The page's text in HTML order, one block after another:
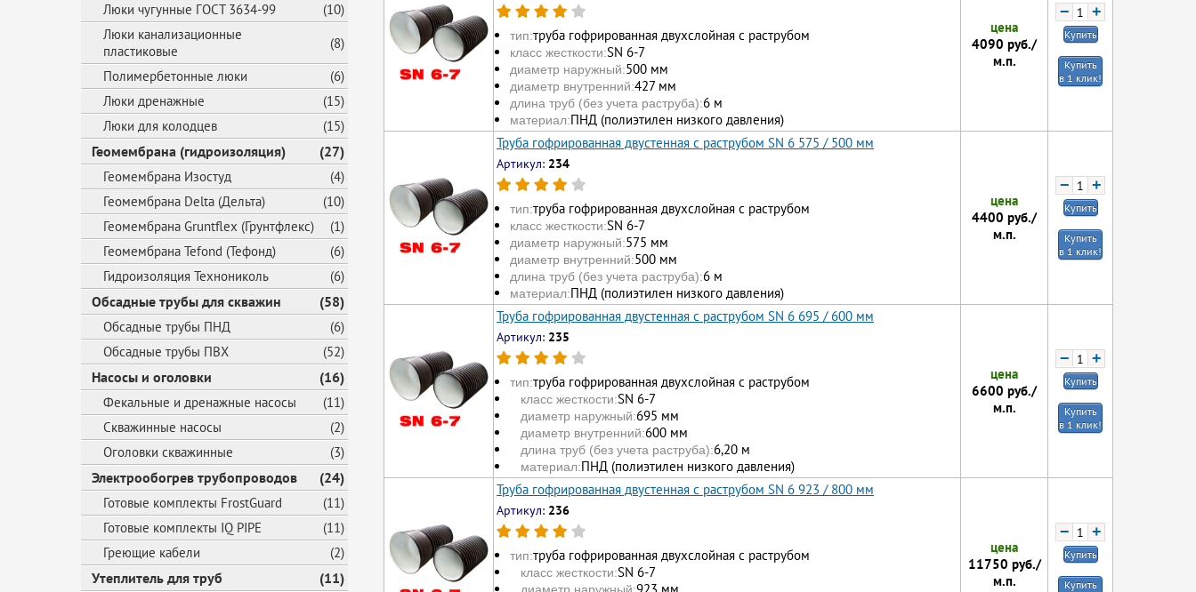
Люки чугунные ГОСТ 3634-99
(10)
Люки канализационные
пластиковые
(8)
Полимербетонные люки
(6)
Люки дренажные
(15)
Люки для колодцев
(15)
Геомембрана (гидроизоляция) (27)
Геомембрана Изостуд
(4)
Геомембрана Delta (Дельта)
(10)
Геомембрана Gruntflex (Грунтфлекс)
(1)
Геомембрана Tefond (Тефонд)
(6)
Гидроизоляция Технониколь
(6)
Обсадные трубы для скважин (58)
Обсадные трубы ПНД
(6)
Обсадные трубы ПВХ
(52)
Насосы и оголовки (16)
Фекальные и дренажные насосы
(11)
Скважинные насосы
(2)
Оголовки скважинные
(3)
Электрообогрев трубопроводов (24)
Готовые комплекты FrostGuard
(11)
Готовые комплекты IQ PIPE
(11)
Греющие кабели
(2)
Утеплитель для труб (11)
тип:труба гофрированная двухслойная с раструбом
класс жесткости:SN 6-7
диаметр наружный:500 мм
диаметр внутренний:427 мм
длина труб (без учета раструба):6 м
материал:ПНД (полиэтилен низкого давления)
цена
4090 руб./
м.п.
− +
Купить
Купить
в 1 клик!
Труба гофрированная двустенная с раструбом SN 6 575 / 500 мм
Артикул: 234
тип:труба гофрированная двухслойная с раструбом
класс жесткости:SN 6-7
диаметр наружный:575 мм
диаметр внутренний:500 мм
длина труб (без учета раструба):6 м
материал:ПНД (полиэтилен низкого давления)
цена
4400 руб./
м.п.
− +
Купить
Купить
в 1 клик!
Труба гофрированная двустенная с раструбом SN 6 695 / 600 мм
Артикул: 235
тип:труба гофрированная двухслойная с раструбом
класс жесткости:SN 6-7
диаметр наружный:695 мм
диаметр внутренний:600 мм
длина труб (без учета раструба):6,20 м
материал:ПНД (полиэтилен низкого давления)
цена
6600 руб./
м.п.
− +
Купить
Купить
в 1 клик!
Труба гофрированная двустенная с раструбом SN 6 923 / 800 мм
Артикул: 236
тип:труба гофрированная двухслойная с раструбом
класс жесткости:SN 6-7
диаметр наружный:923 мм
цена
11750 руб./
м.п.
− +
Купить
Купить